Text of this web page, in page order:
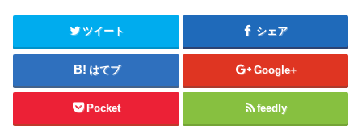
ツイート シェア
はてブ Google+
Pocket feedly